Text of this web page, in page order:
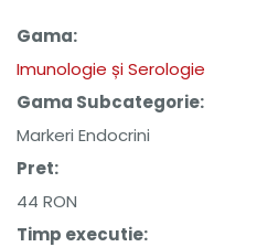
Gama:
Imunologie și Serologie
Gama Subcategorie:
Markeri Endocrini
Pret:
44 RON
Timp executie: